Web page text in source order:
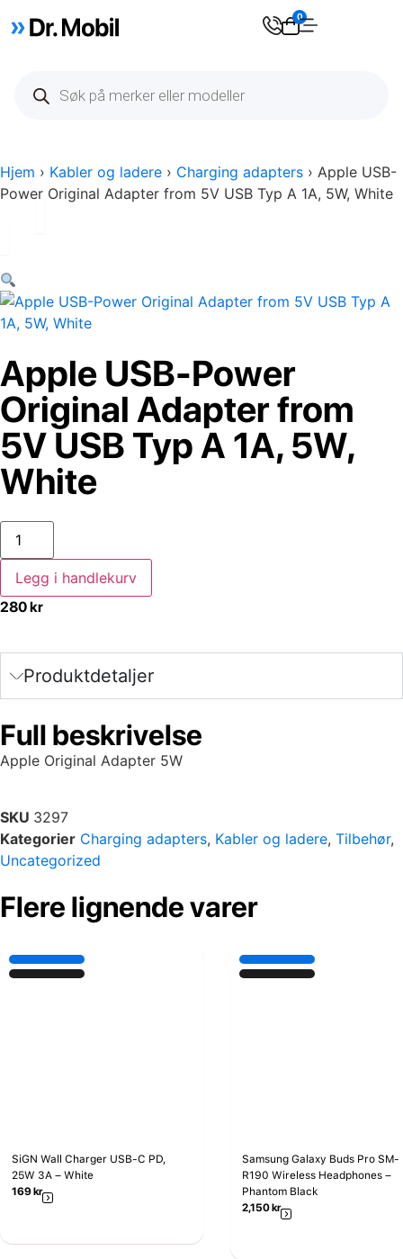
0
Hjem › Kabler og ladere › Charging adapters › Apple USB-
Power Original Adapter from 5V USB Typ A 1A, 5W, White
Apple USB-Power
Original Adapter from
5V USB Typ A 1A, 5W,
White
Legg i handlekurv
280kr
Produktdetaljer
Full beskrivelse
Apple Original Adapter 5W
SKU 3297
Kategorier Charging adapters, Kabler og ladere, Tilbehør,
Uncategorized
Flere lignende varer
SiGN Wall Charger USB-C PD,
25W 3A – White
169kr
Samsung Galaxy Buds Pro SM-
R190 Wireless Headphones –
Phantom Black
2,150kr